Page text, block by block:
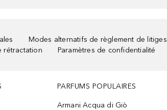
Modes alternatifs de règlement de litiges
rétractation
Paramètres de confidentialité
PARFUMS POPULAIRES
Armani Acqua di Giò